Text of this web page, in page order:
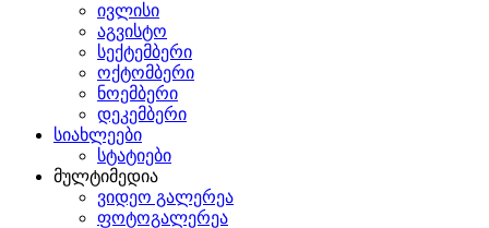
ივლისი
აგვისტო
სექტემბერი
ოქტომბერი
ნოემბერი
დეკემბერი
სიახლეები
სტატიები
მულტიმედია
ვიდეო გალერეა
ფოტოგალერეა